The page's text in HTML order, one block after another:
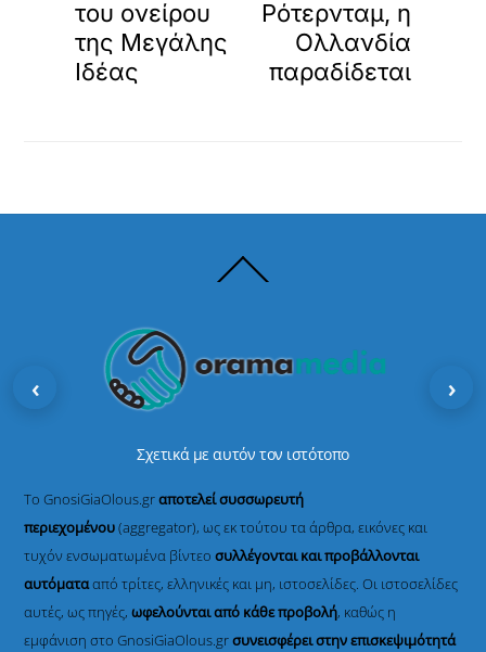
του ονείρου
της Μεγάλης
Ιδέας
Ρότερνταμ, η
Ολλανδία
παραδίδεται
To
Σχετικά με αυτόν τον ιστότοπο
Το GnosiGiaOlous.grαποτελεί συσσωρευτή
περιεχομένου(aggregator), ως εκ τούτου τα άρθρα, εικόνες και
τυχόν ενσωματωμένα βίντεοσυλλέγονται και προβάλλονται
αυτόματααπό τρίτες, ελληνικές και μη, ιστοσελίδες. Οι ιστοσελίδες
αυτές, ως πηγές,ωφελούνται από κάθε προβολή, καθώς η
εμφάνιση στο GnosiGiaOlous.grσυνεισφέρει στην επισκεψιμότητά
‹ ›